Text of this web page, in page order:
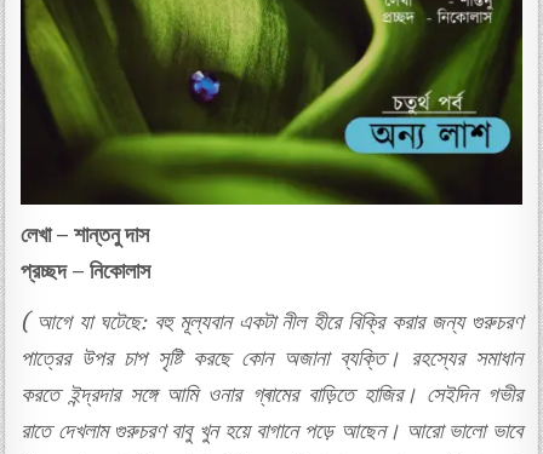
লেখা – শান্তনু দাস
প্রচ্ছদ – নিকোলাস
( আগে যা ঘটেছে: বহু মূল্যবান একটা নীল হীরে বিক্রি করার জন্য গুরুচরণ
পাত্রের উপর চাপ সৃষ্টি করছে কোন অজানা ব্যক্তি। রহস্যের সমাধান
করতে ইন্দ্রদার সঙ্গে আমি ওনার গ্ৰামের বাড়িতে হাজির। সেইদিন গভীর
রাতে দেখলাম গুরুচরণ বাবু খুন হয়ে বাগানে পড়ে আছেন। আরো ভালো ভাবে